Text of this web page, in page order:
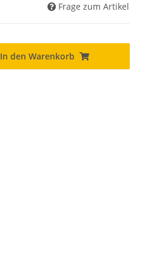
Frage zum Artikel
In den Warenkorb